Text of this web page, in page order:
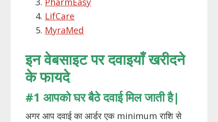
LifCare
MyraMed
इन वेबसाइट पर दवाइयाँ खरीदने
के फायदे
#1 आपको घर बैठे दवाई मिल जाती है|
अगर आप दवाई का आर्डर एक minimum राशि से